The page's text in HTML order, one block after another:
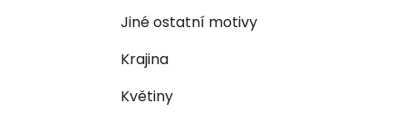
Jiné ostatní motivy
Krajina
Květiny